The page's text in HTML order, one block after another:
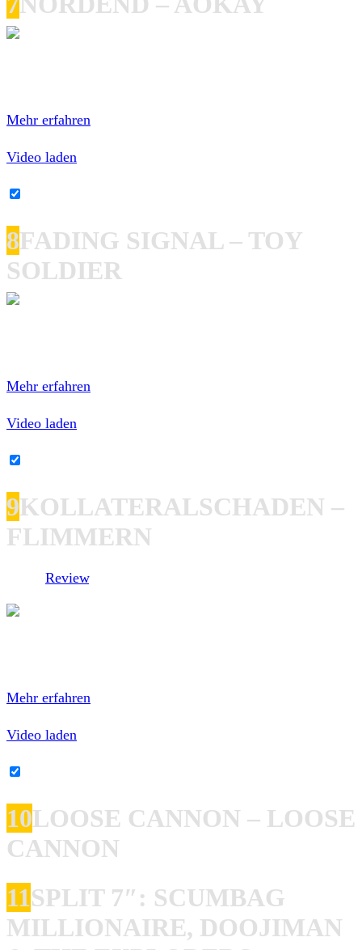
Mehr erfahren
Video laden
8FADING SIGNAL – TOY
SOLDIER
Mehr erfahren
Video laden
9KOLLATERALSCHADEN –
FLIMMERN
Review.
Mehr erfahren
Video laden
10LOOSE CANNON – LOOSE
CANNON
11SPLIT 7″: SCUMBAG
MILLIONAIRE, DOOJIMAN